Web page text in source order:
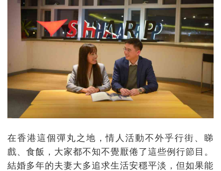
在香港這個彈丸之地，情人活動不外乎行街、睇
戲、食飯，大家都不知不覺厭倦了這些例行節目。
結婚多年的夫妻大多追求生活安穩平淡，但如果能